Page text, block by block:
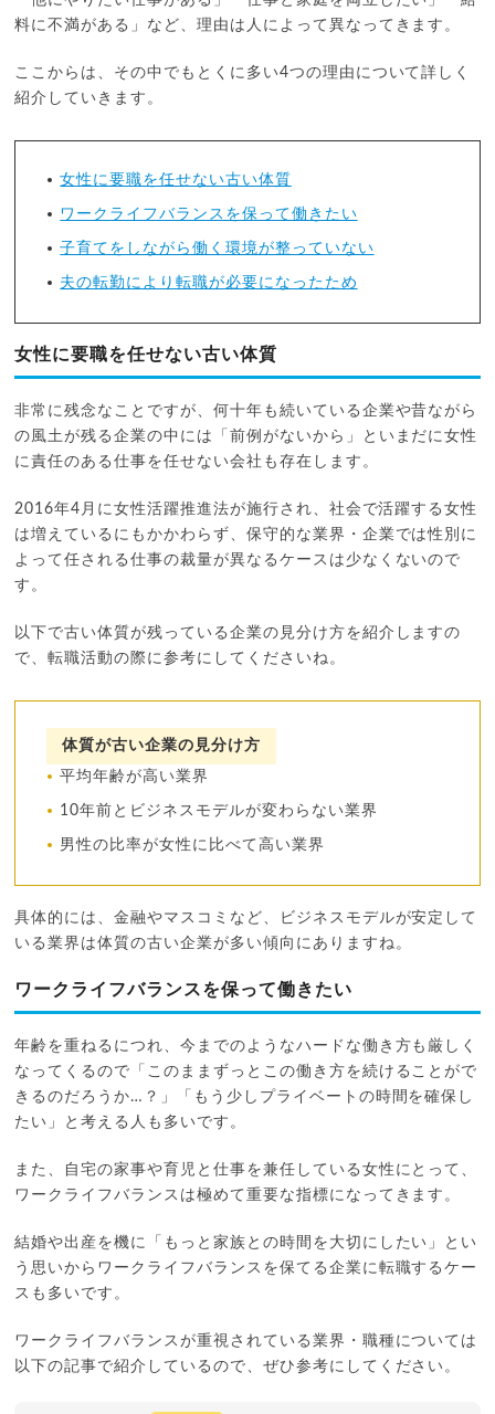
料に不満がある」など、理由は人によって異なってきます。
ここからは、その中でもとくに多い4つの理由について詳しく
紹介していきます。
女性に要職を任せない古い体質
ワークライフバランスを保って働きたい
子育てをしながら働く環境が整っていない
夫の転勤により転職が必要になったため
女性に要職を任せない古い体質
非常に残念なことですが、何十年も続いている企業や昔ながら
の風土が残る企業の中には「前例がないから」といまだに女性
に責任のある仕事を任せない会社も存在します。
2016年4月に女性活躍推進法が施行され、社会で活躍する女性
は増えているにもかかわらず、保守的な業界・企業では性別に
よって任される仕事の裁量が異なるケースは少なくないので
す。
以下で古い体質が残っている企業の見分け方を紹介しますの
で、転職活動の際に参考にしてくださいね。
体質が古い企業の見分け方
平均年齢が高い業界
10年前とビジネスモデルが変わらない業界
男性の比率が女性に比べて高い業界
具体的には、金融やマスコミなど、ビジネスモデルが安定して
いる業界は体質の古い企業が多い傾向にありますね。
ワークライフバランスを保って働きたい
年齢を重ねるにつれ、今までのようなハードな働き方も厳しく
なってくるので「このままずっとこの働き方を続けることがで
きるのだろうか…？」「もう少しプライベートの時間を確保し
たい」と考える人も多いです。
また、自宅の家事や育児と仕事を兼任している女性にとって、
ワークライフバランスは極めて重要な指標になってきます。
結婚や出産を機に「もっと家族との時間を大切にしたい」とい
う思いからワークライフバランスを保てる企業に転職するケー
スも多いです。
ワークライフバランスが重視されている業界・職種については
以下の記事で紹介しているので、ぜひ参考にしてください。